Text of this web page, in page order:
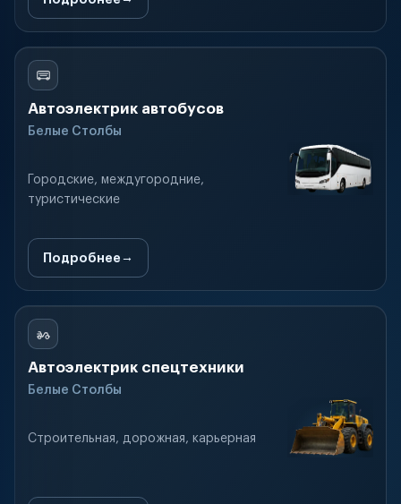
Автоэлектрик автобусов
Белые Столбы
Городские, междугородние,
туристические
Подробнее
Автоэлектрик спецтехники
Белые Столбы
Строительная, дорожная, карьерная